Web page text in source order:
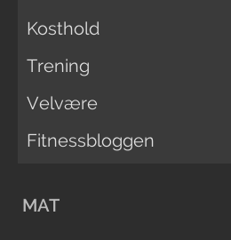
Kosthold
Trening
Velvære
Fitnessbloggen
MAT